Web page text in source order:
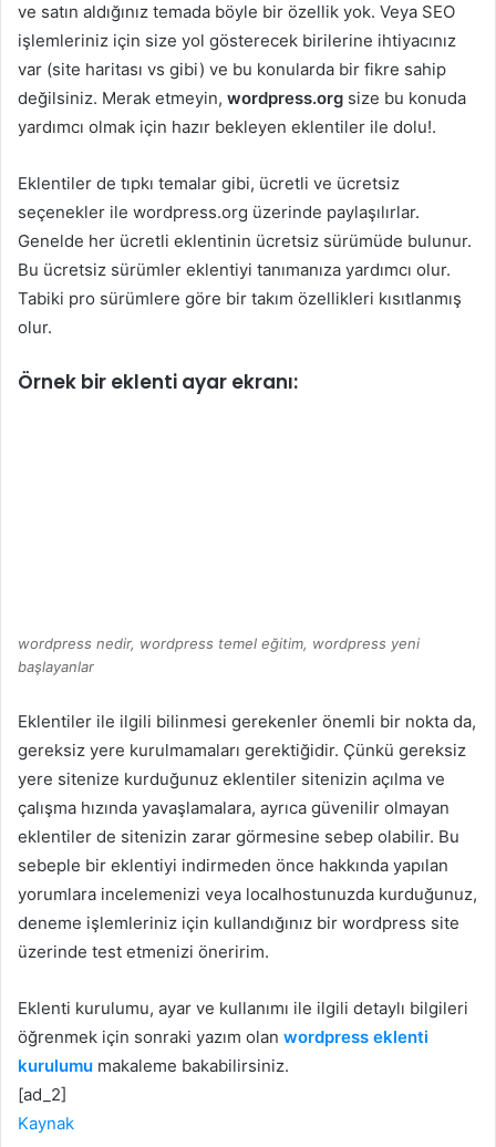
ve satın aldığınız temada böyle bir özellik yok. Veya SEO
işlemleriniz için size yol gösterecek birilerine ihtiyacınız
var (site haritası vs gibi) ve bu konularda bir fikre sahip
değilsiniz. Merak etmeyin, wordpress.org size bu konuda
yardımcı olmak için hazır bekleyen eklentiler ile dolu!.
Eklentiler de tıpkı temalar gibi, ücretli ve ücretsiz
seçenekler ile wordpress.org üzerinde paylaşılırlar.
Genelde her ücretli eklentinin ücretsiz sürümüde bulunur.
Bu ücretsiz sürümler eklentiyi tanımanıza yardımcı olur.
Tabiki pro sürümlere göre bir takım özellikleri kısıtlanmış
olur.
Örnek bir eklenti ayar ekranı:
wordpress nedir, wordpress temel eğitim, wordpress yeni
başlayanlar
Eklentiler ile ilgili bilinmesi gerekenler önemli bir nokta da,
gereksiz yere kurulmamaları gerektiğidir. Çünkü gereksiz
yere sitenize kurduğunuz eklentiler sitenizin açılma ve
çalışma hızında yavaşlamalara, ayrıca güvenilir olmayan
eklentiler de sitenizin zarar görmesine sebep olabilir. Bu
sebeple bir eklentiyi indirmeden önce hakkında yapılan
yorumlara incelemenizi veya localhostunuzda kurduğunuz,
deneme işlemleriniz için kullandığınız bir wordpress site
üzerinde test etmenizi öneririm.
Eklenti kurulumu, ayar ve kullanımı ile ilgili detaylı bilgileri
öğrenmek için sonraki yazım olan wordpress eklenti
kurulumu makaleme bakabilirsiniz.
[ad_2]
Kaynak